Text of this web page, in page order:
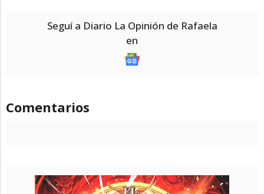
Seguí a Diario La Opinión de Rafaela
en
Comentarios